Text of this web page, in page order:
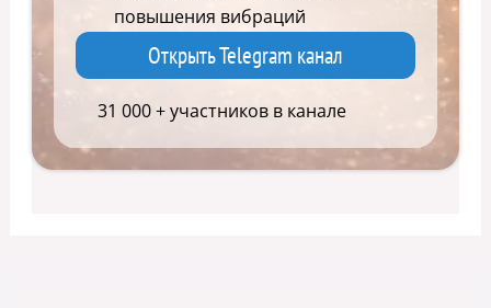
повышения вибраций
Открыть Telegram канал
31 000 + участников в канале